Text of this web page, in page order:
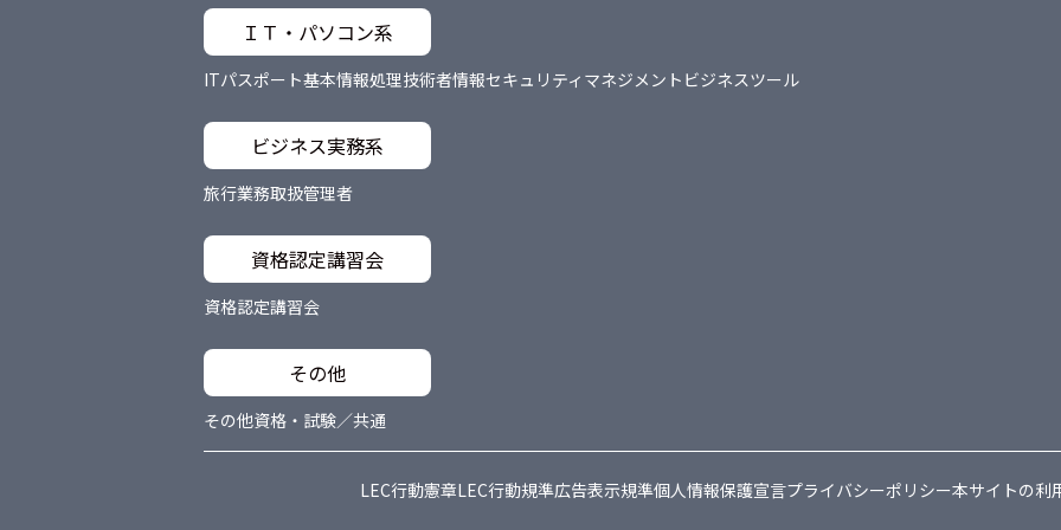
ＩＴ・パソコン系
ITパスポート基本情報処理技術者情報セキュリティマネジメント ビジネスツール
ビジネス実務系
旅行業務取扱管理者
資格認定講習会
資格認定講習会
その他
その他資格・試験／共通
LEC行動憲章LEC行動規準広告表示規準個人情報保護宣言プライバシーポリシー本サイトの利